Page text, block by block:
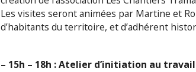
Les visites seront animées par Martine et
d’habitants du territoire, et d’adhérent
– 15h – 18h : Atelier d’initiation au